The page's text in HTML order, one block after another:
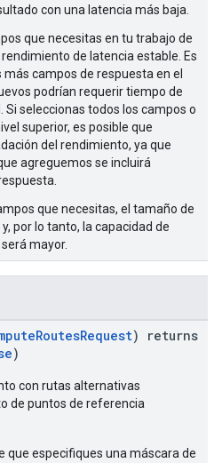
con una latencia más baja.
que necesitas en tu trabajo de
de latencia estable. Es
campos de respuesta en el
podrían requerir tiempo de
seleccionas todos los campos o
superior, es posible que
del rendimiento, ya que
agreguemos se incluirá
que necesitas, el tamaño de
por lo tanto, la capacidad de
mayor.
) returns
)
con rutas alternativas
de puntos de referencia
que especifiques una máscara de